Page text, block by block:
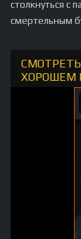
столкнуться с
смертельным
ХОРОШЕМ